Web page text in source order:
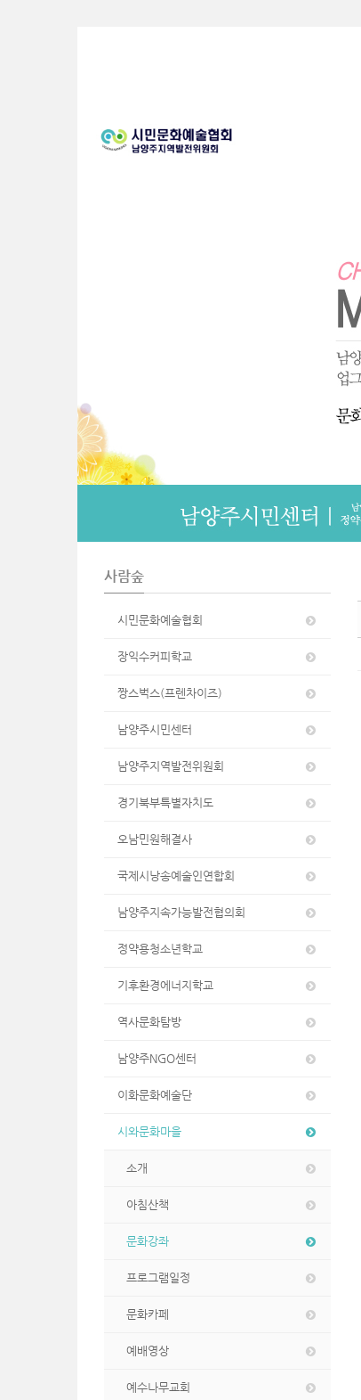
n
사람숲
시민문화예술협회
장익수커피학교
짱스벅스(프렌차이즈)
남양주시민센터
남양주지역발전위원회
경기북부특별자치도
오남민원해결사
국제시낭송예술인연합회
남양주지속가능발전협의회
정약용청소년학교
기후환경에너지학교
역사문화탐방
남양주NGO센터
이화문화예술단
시와문화마을
소개
아침산책
문화강좌
프로그램일정
문화카페
예배영상
예수나무교회